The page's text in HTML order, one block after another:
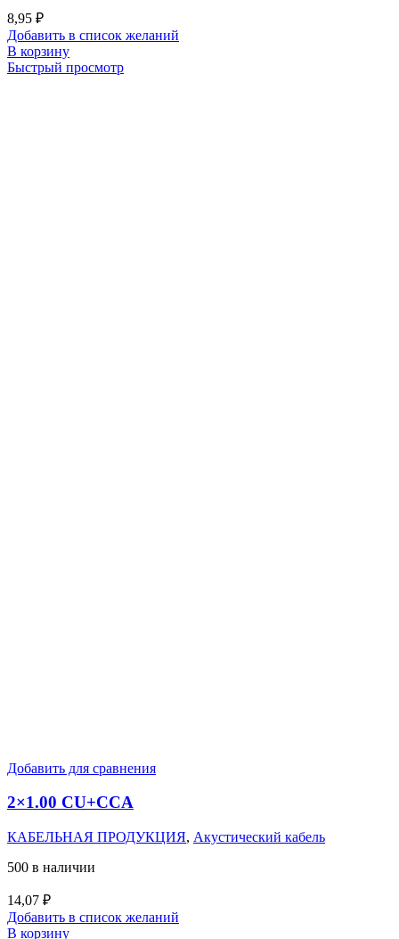
8,95 ₽
Добавить в список желаний
В корзину
Быстрый просмотр
Добавить для сравнения
2×1.00 CU+CCA
КАБЕЛЬНАЯ ПРОДУКЦИЯ, Акустический кабель
500 в наличии
14,07 ₽
Добавить в список желаний
В корзину